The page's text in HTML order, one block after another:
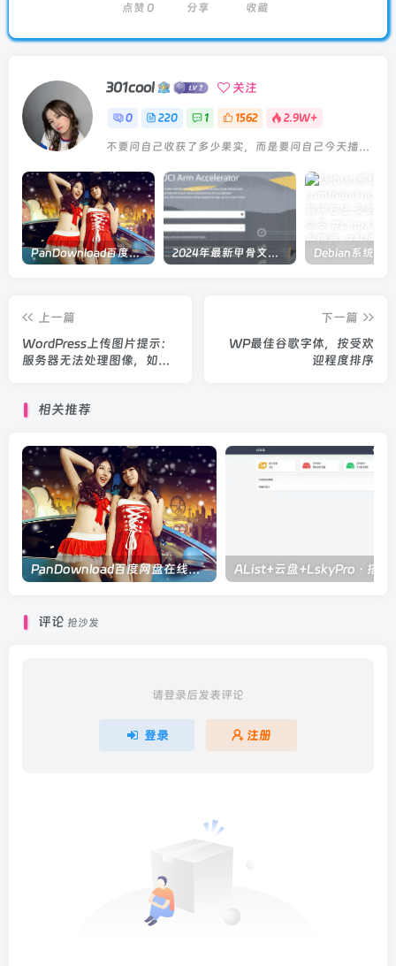
点赞 0 分享 收藏
301cool 关注
0 220 1 1562 2.9W+
PanDownload百度网盘在线解析 2024年最新甲骨文注册及申请免费 VPS 教程
上一篇
WordPress上传图片提示：
服务器无法处理图像，如果
种情况。上传较小的图像可
尺寸为2560像素
下一篇
WP最佳谷歌字体，按受欢
迎程度排序
相关推荐
PanDownload百度网盘在线解析
评论 抢沙发
请登录后发表评论
登录 注册